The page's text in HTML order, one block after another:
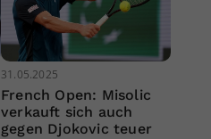
31.05.2025
French Open: Misolic
verkauft sich auch
gegen Djokovic teuer